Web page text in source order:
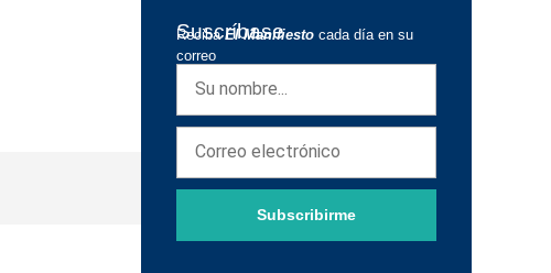
Suscríbase
RecibaEl Manifiesto cada día en su
correo
Subscribirme